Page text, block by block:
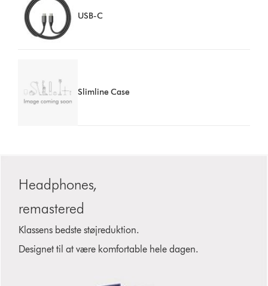
USB-C
Slimline Case
Headphones,
remastered
Klassens bedste støjreduktion.
Designet til at være komfortable hele dagen.